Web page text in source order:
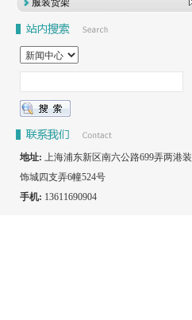
服装货架
地址: 上海浦东新区南六公路699弄两港装
饰城四支弄6幢524号
手机: 13611690904